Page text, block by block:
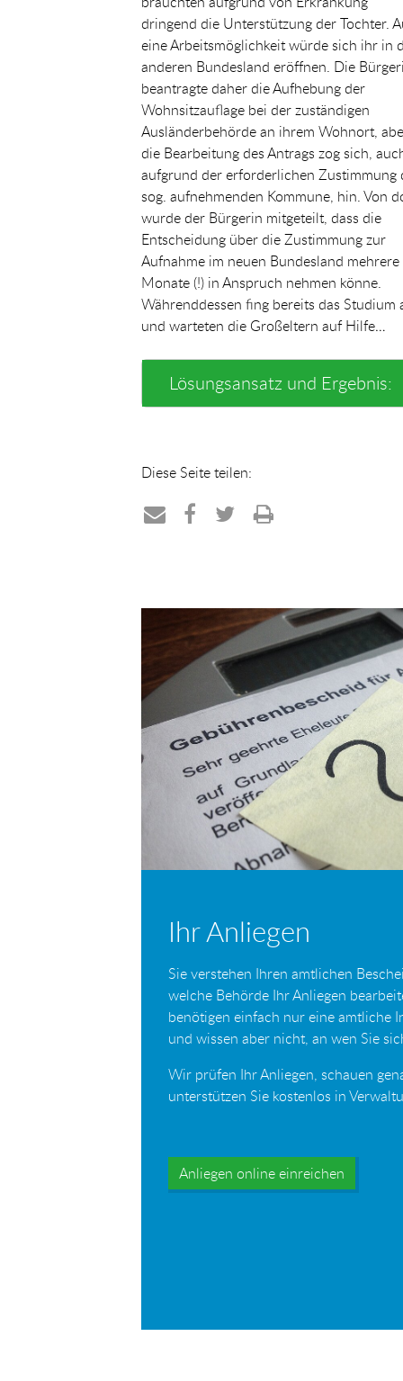
dringend die Unterstützung der Tochter.
eine Arbeitsmöglichkeit würde sich ihr in
anderen Bundesland eröffnen. Die
beantragte daher die Aufhebung der
Wohnsitzauflage bei der zuständigen
Ausländerbehörde an ihrem Wohnort,
die Bearbeitung des Antrags zog sich,
aufgrund der erforderlichen Zustimmung
sog. aufnehmenden Kommune, hin. Von
wurde der Bürgerin mitgeteilt, dass die
Entscheidung über die Zustimmung zur
Aufnahme im neuen Bundesland mehrere
Monate (!) in Anspruch nehmen könne.
Währenddessen fing bereits das Studium
und warteten die Großeltern auf Hilfe…
Lösungsansatz und Ergebnis:
Diese Seite teilen:
E-
Mail
Facebook
Twitter
Ihr Anliegen
Sie verstehen Ihren amtlichen
welche Behörde Ihr Anliegen
benötigen einfach nur eine amtliche
und wissen aber nicht, an wen Sie
Wir prüfen Ihr Anliegen, schauen
unterstützen Sie kostenlos in
Anliegen online einreichen